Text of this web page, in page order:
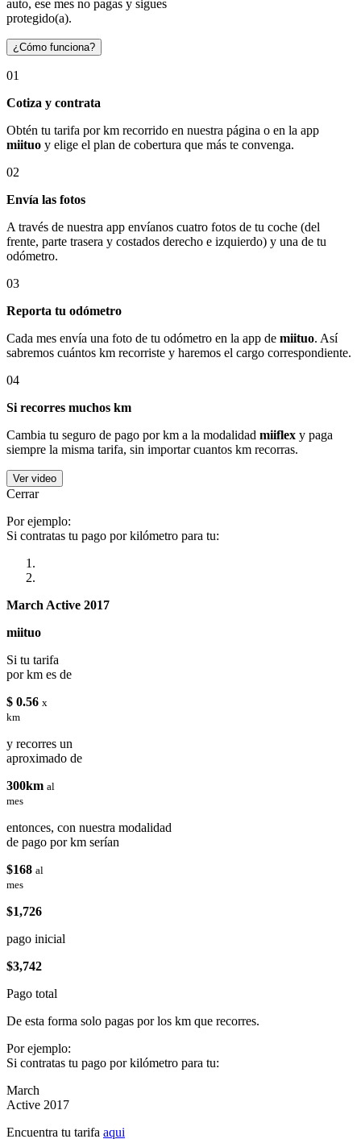
auto, ese mes no pagas y sigues
protegido(a).
¿Cómo funciona?
01
Cotiza y contrata
Obtén tu tarifa por km recorrido en nuestra página o en la app
miituo y elige el plan de cobertura que más te convenga.
02
Envía las fotos
A través de nuestra app envíanos cuatro fotos de tu coche (del
frente, parte trasera y costados derecho e izquierdo) y una de tu
odómetro.
03
Reporta tu odómetro
Cada mes envía una foto de tu odómetro en la app de miituo. Así
sabremos cuántos km recorriste y haremos el cargo correspondiente.
04
Si recorres muchos km
Cambia tu seguro de pago por km a la modalidad miiflex y paga
siempre la misma tarifa, sin importar cuantos km recorras.
Ver video
Cerrar
Por ejemplo:
Si contratas tu pago por kilómetro para tu:
March Active 2017
miituo
Si tu tarifa
por km es de
$ 0.56 x
km
y recorres un
aproximado de
300km al
mes
entonces, con nuestra modalidad
de pago por km serían
$168 al
mes
$1,726
pago inicial
$3,742
Pago total
De esta forma solo pagas por los km que recorres.
Por ejemplo:
Si contratas tu pago por kilómetro para tu:
March
Active 2017
Encuentra tu tarifa aqui